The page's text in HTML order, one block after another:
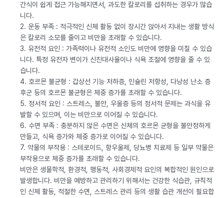
간식이 쉽게 접근 가능해지면서, 과도한 칼로리를 섭취하는 경우가 많습
니다.
2. 운동 부족 : 적극적인 신체 활동 없이 장시간 앉아서 지내는 생활 방식
은 칼로리 소모를 줄이고 비만을 초래할 수 있습니다.
3. 유전적 요인 : 가족력이나 유전적 소인도 비만에 영향을 미칠 수 있습
니다. 특정 유전자 변이가 신진대사율이나 식욕 조절에 영향을 줄 수 있
습니다.
4. 호르몬 불균형 : 갑상선 기능 저하증, 인슐린 저항성, 다낭성 난소 증
후군 등의 호르몬 불균형은 체중 증가를 초래할 수 있습니다.
5. 정서적 요인 : 스트레스, 불안, 우울증 등의 정서적 문제는 과식을 유
발할 수 있으며, 이는 비만으로 이어질 수 있습니다.
6. 수면 부족 : 충분하지 않은 수면은 신체의 호르몬 균형을 불안정하게
만들고, 식욕 증가와 체중 증가로 이어질 수 있습니다.
7. 약물의 부작용 : 스테로이드, 항우울제, 당뇨병 치료제 등 일부 약물은
부작용으로 체중 증가를 초래할 수 있습니다.
비만은 생물학적, 환경적, 행동적, 사회경제적 요인의 복합적인 원인으로
발생합니다. 비만을 예방하고 관리하기 위해서는 건강한 식습관, 규칙적
인 신체 활동, 적절한 수면, 스트레스 관리 등의 생활 습관 개선이 필요합